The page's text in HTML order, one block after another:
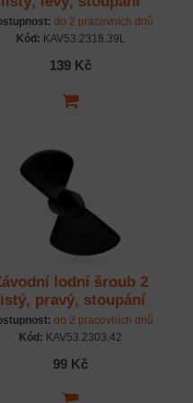
40mm, 39,0mm/M4
do 2 pracovních dnů
Kód: KAV53.2318.39L
139 Kč
lodní šroub 2
listý, pravý, stoupání
0,85, 42,5mm/M4
do 2 pracovních dnů
Kód: KAV53.2303.42
99 Kč